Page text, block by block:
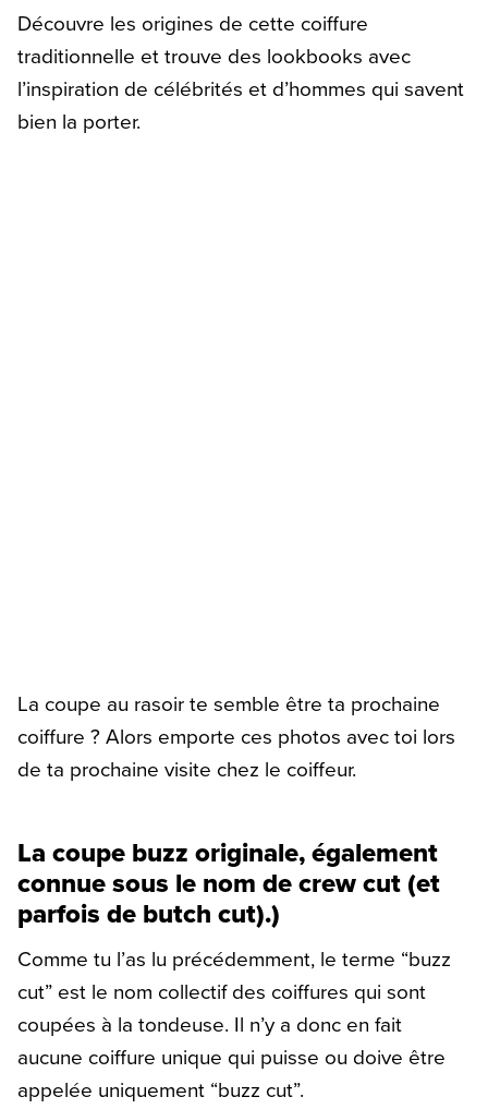
Découvre les origines de cette coiffure
traditionnelle et trouve des lookbooks avec
l’inspiration de célébrités et d’hommes qui savent
bien la porter.
La coupe au rasoir te semble être ta prochaine
coiffure ? Alors emporte ces photos avec toi lors
de ta prochaine visite chez le coiffeur.
La coupe buzz originale, également
connue sous le nom de crew cut (et
parfois de butch cut).)
Comme tu l’as lu précédemment, le terme “buzz
cut” est le nom collectif des coiffures qui sont
coupées à la tondeuse. Il n’y a donc en fait
aucune coiffure unique qui puisse ou doive être
appelée uniquement “buzz cut”.